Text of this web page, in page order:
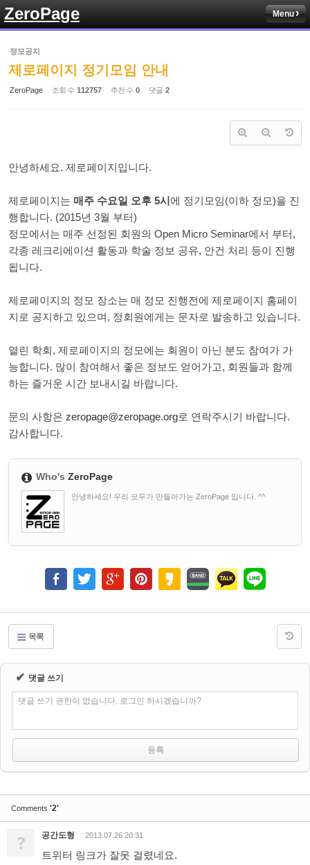
ZeroPage Menu
정모공지
제로페이지 정기모임 안내
ZeroPage 조회 수 112757 추천 수 0 댓글 2
안녕하세요. 제로페이지입니다.
제로페이지는 매주 수요일 오후 5시에 정기모임(이하 정모)을 진
행합니다. (2015년 3월 부터)
정모에서는 매주 선정된 회원의 Open Micro Seminar에서 부터,
각종 레크리에이션 활동과 학술 정보 공유, 안건 처리 등이 진행
됩니다.
제로페이지의 정모 장소는 매 정모 진행전에 제로페이지 홈페이
지로 공지하고 있으며, 정회원에게는 문자로 발송하고 있습니다.
열린 학회, 제로페이지의 정모에는 회원이 아닌 분도 참여가 가
능합니다. 많이 참여해서 좋은 정보도 얻어가고, 회원들과 함께
하는 즐거운 시간 보내시길 바랍니다.
문의 사항은 zeropage@zeropage.org로 연락주시기 바랍니다.
감사합니다.
Who'sZeroPage
안녕하세요! 우리 모두가 만들어가는 ZeroPage 입니다. ^^
목록
✔ 댓글 쓰기
댓글 쓰기 권한이 없습니다. 로그인 하시겠습니까?
Comments '2'
? 공간도형 2013.07.26 20:31
트위터 링크가 잘못 걸렸네요.
Sketchbook5, 스케치북5
Sketchbook5, 스케치북5